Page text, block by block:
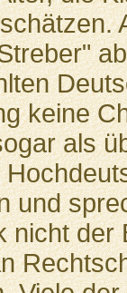
keine
als
und
nicht der